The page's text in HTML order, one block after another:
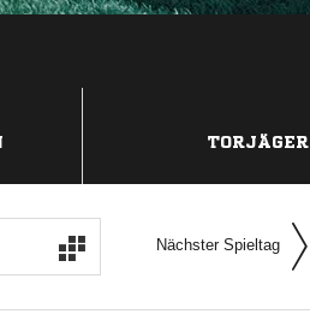
TORJÄGER
Nächster Spieltag